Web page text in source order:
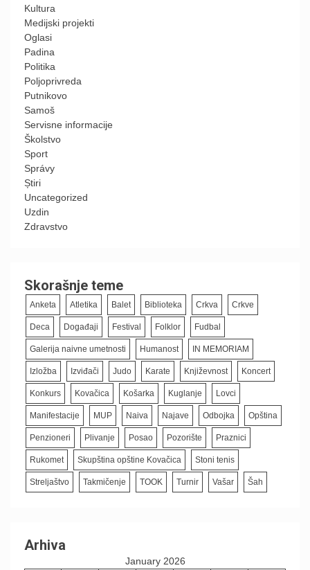
Kultura
Medijski projekti
Oglasi
Padina
Politika
Poljoprivreda
Putnikovo
Samoš
Servisne informacije
Školstvo
Sport
Správy
Știri
Uncategorized
Uzdin
Zdravstvo
Skorašnje teme
Anketa Atletika Balet Biblioteka Crkva Crkve
Deca Događaji Festival Folklor Fudbal
Galerija naivne umetnosti Humanost IN MEMORIAM
Izložba Izviđači Judo Karate Književnost Koncert
Konkurs Kovačica Košarka Kuglanje Lovci
Manifestacije MUP Naiva Najave Odbojka Opština
Penzioneri Plivanje Posao Pozorište Praznici
Rukomet Skupština opštine Kovačica Stoni tenis
Streljaštvo Takmičenje TOOK Turnir Vašar Šah
Arhiva
January 2026